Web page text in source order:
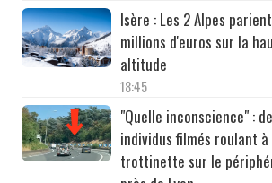
Isère : Les 2 Alpes
millions d'euros sur la
altitude
18:45
"Quelle inconscience" :
individus filmés roulant à
trottinette sur le